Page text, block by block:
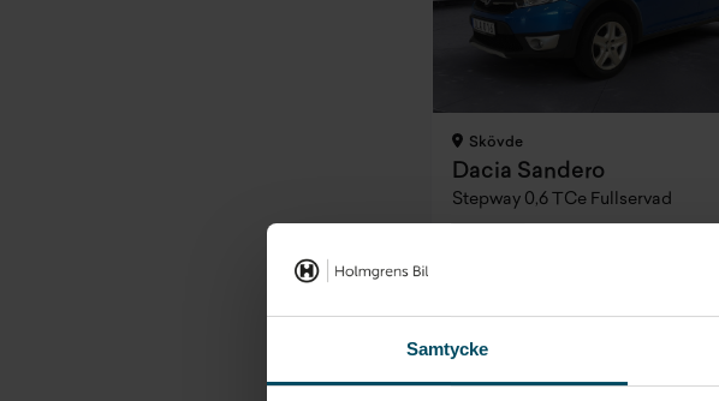
Samtycke
Skövde
Dacia Sandero
Stepway 0,6 TCe Fullservad
79 900 kr 927 kr/mån